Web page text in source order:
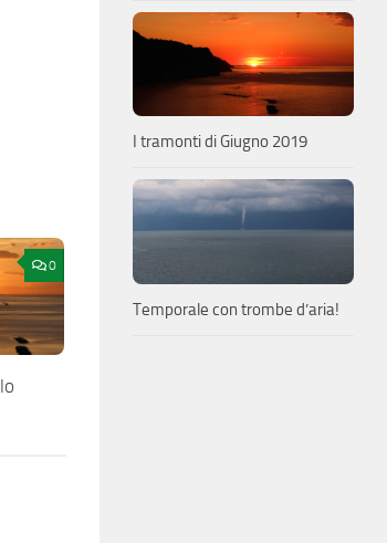
0
I tramonti di Giugno 2019
Temporale con trombe d’aria!